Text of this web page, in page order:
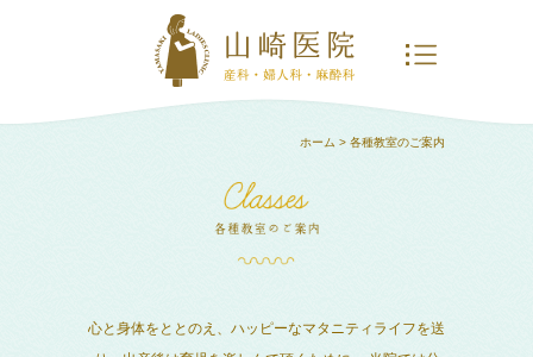
ホーム > 各種教室のご案内
心と身体をととのえ、ハッピーなマタニティライフを送